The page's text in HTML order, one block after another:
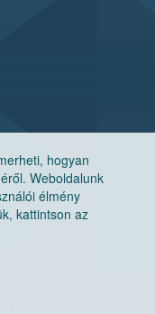
hogyan
Weboldalunk
élmény
kattintson az
Hivatal